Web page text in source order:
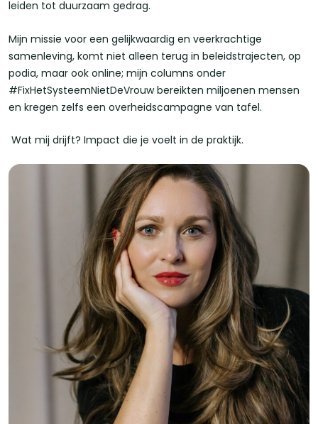
leiden tot duurzaam gedrag.
Mijn missie voor een gelijkwaardig en veerkrachtige
samenleving, komt niet alleen terug in beleidstrajecten, op
podia, maar ook online; mijn columns onder
#FixHetSysteemNietDeVrouw bereikten miljoenen mensen
en kregen zelfs een overheidscampagne van tafel.
Wat mij drijft? Impact die je voelt in de praktijk.